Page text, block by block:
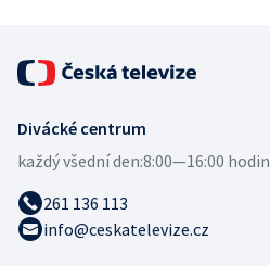
Divácké centrum
každý všední den:8:00—16:00 hodin
261 136 113
info@ceskatelevize.cz